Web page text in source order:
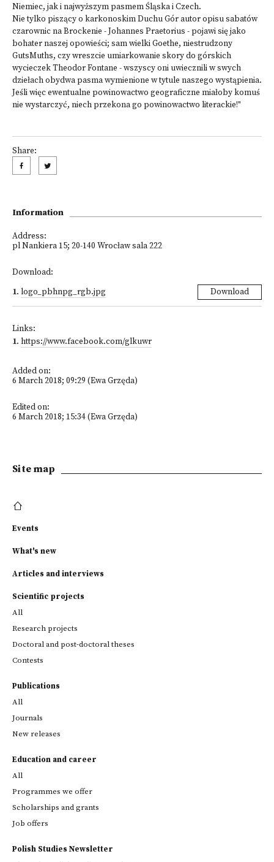
Niemiec, jak i najwyższym pasmem Śląska i Czech.
Nie tylko piszący o karkonoskim Duchu Gór autor opisu sabatów
czarownic na Brockenie - Johannes Praetorius - pojawi się jako
bohater naszej opowieści; sam wielki Goethe, niestrudzony
GutsMuths, czy wreszcie umiarkowanie skory do górskich
wycieczek Theodor Fontane - wszyscy oni uwiecznili w swych
dziełach obydwa pasma wymienione w tytule naszego wystąpienia.
Jeśli więc ewentualne powinowactwo geograficzne miałoby komuś
nie wystarczyć, niech przekona go powinowactwo literackie!"
Share:
Information
Address:
pl Nankiera 15; 20-140 Wrocław sala 222
Download:
1. logo_pbhnpg_rgb.jpg Download
Links:
1. https://www.facebook.com/glkuwr
Added on:
6 March 2018; 09:29 (Ewa Grzęda)
Edited on:
6 March 2018; 15:34 (Ewa Grzęda)
Site map
Events
What's new
Articles and interviews
Scientific projects
All
Research projects
Doctoral and post-doctoral theses
Contests
Publications
All
Journals
New releases
Education and career
All
Programmes we offer
Scholarships and grants
Job offers
Polish Studies Newsletter